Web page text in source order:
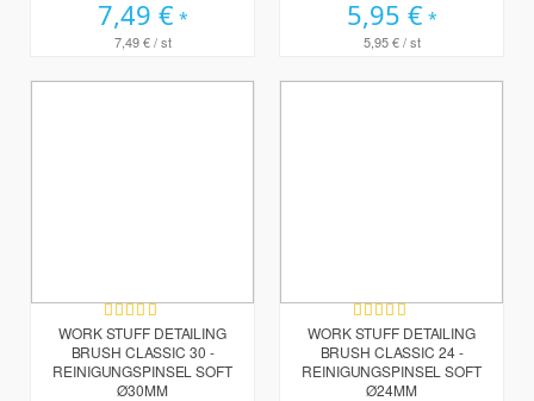
7,49 €
7,49 €/ st
5,95 €
5,95 €/ st
Bewertung:
100%
WORK STUFF DETAILING
BRUSH CLASSIC 30 -
REINIGUNGSPINSEL SOFT
Ø30MM
Bewertung:
100%
WORK STUFF DETAILING
BRUSH CLASSIC 24 -
REINIGUNGSPINSEL SOFT
Ø24MM